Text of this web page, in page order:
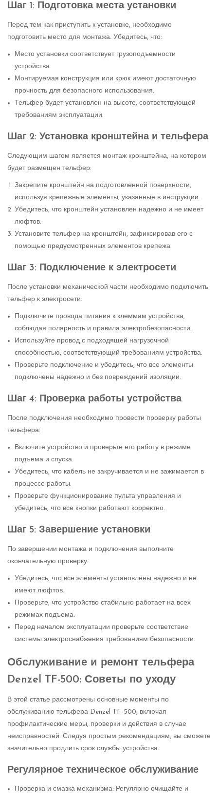
Шаг 1: Подготовка места установки
Перед тем как приступить к установке, необходимо
подготовить место для монтажа. Убедитесь, что:
Место установки соответствует грузоподъемности
устройства.
Монтируемая конструкция или крюк имеют достаточную
прочность для безопасного использования.
Тельфер будет установлен на высоте, соответствующей
требованиям эксплуатации.
Шаг 2: Установка кронштейна и тельфера
Следующим шагом является монтаж кронштейна, на котором
будет размещен тельфер:
Закрепите кронштейн на подготовленной поверхности,
используя крепежные элементы, указанные в инструкции.
Убедитесь, что кронштейн установлен надежно и не имеет
люфтов.
Установите тельфер на кронштейн, зафиксировав его с
помощью предусмотренных элементов крепежа.
Шаг 3: Подключение к электросети
После установки механической части необходимо подключить
тельфер к электросети:
Подключите провода питания к клеммам устройства,
соблюдая полярность и правила электробезопасности.
Используйте провод с подходящей нагрузочной
способностью, соответствующий требованиям устройства.
Проверьте подключение и убедитесь, что все элементы
подключены надежно и без повреждений изоляции.
Шаг 4: Проверка работы устройства
После подключения необходимо провести проверку работы
тельфера:
Включите устройство и проверьте его работу в режиме
подъема и спуска.
Убедитесь, что кабель не закручивается и не зажимается в
процессе работы.
Проверьте функционирование пульта управления и
убедитесь, что все кнопки работают корректно.
Шаг 5: Завершение установки
По завершении монтажа и подключения выполните
окончательную проверку:
Убедитесь, что все элементы установлены надежно и не
имеют люфтов.
Проверьте, что устройство стабильно работает на всех
режимах подъема.
Перед началом эксплуатации проверьте соответствие
системы электроснабжения требованиям безопасности.
Обслуживание и ремонт тельфера
Denzel TF-500: Советы по уходу
В этой статье рассмотрены основные моменты по
обслуживанию тельфера Denzel TF-500, включая
профилактические меры, проверки и действия в случае
неисправностей. Следуя простым рекомендациям, вы сможете
значительно продлить срок службы устройства.
Регулярное техническое обслуживание
Проверка и смазка механизма: Регулярно очищайте и